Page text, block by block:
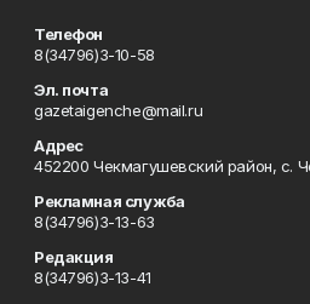
Телефон
8(34796)3-10-58
Эл. почта
gazetaigenche@mail.ru
Адрес
452200 Чекмагушевский район, с.
Рекламная служба
8(34796)3-13-63
Редакция
8(34796)3-13-41